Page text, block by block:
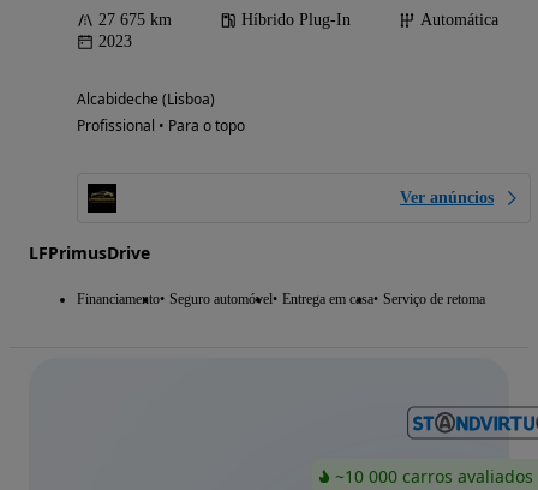
27 675 km Híbrido Plug-In
Automática
2023
Alcabideche (Lisboa)
Profissional • Para o topo
Ver anúncios
LFPrimusDrive
Financiamento Seguro automóvel Entrega em casa Serviço de retoma
~10 000 carros